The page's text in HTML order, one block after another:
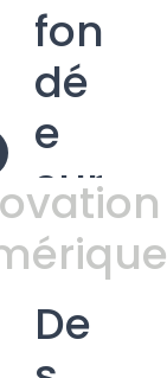
fon
dé
e
sur
l’a
mé
lior
De